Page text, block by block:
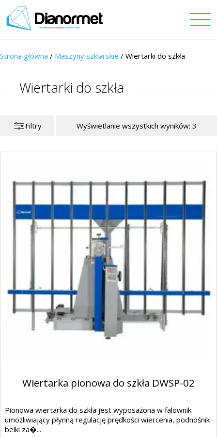
Strona główna / Maszyny szklarskie / Wiertarki do szkła
Wiertarki do szkła
Filtry Wyświetlanie wszystkich wyników: 3
Wiertarka pionowa do szkła DWSP-02
Pionowa wiertarka do szkła jest wyposażona w falownik
umożliwiający płynną regulację prędkości wiercenia, podnośnik
belki za�...